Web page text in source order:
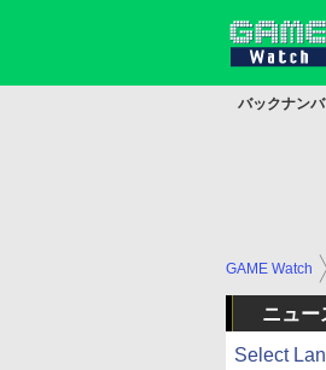
バックナン
GAME Watch
ニュー
Select